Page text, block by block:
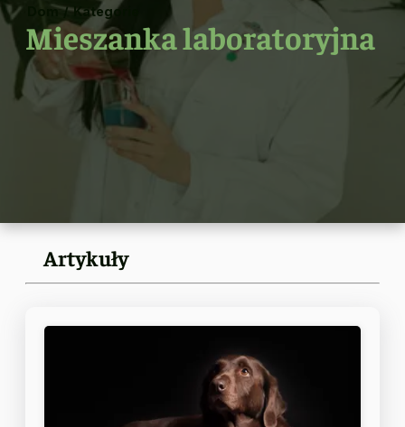
Dom / Kategorie
Mieszanka laboratoryjna
Artykuły